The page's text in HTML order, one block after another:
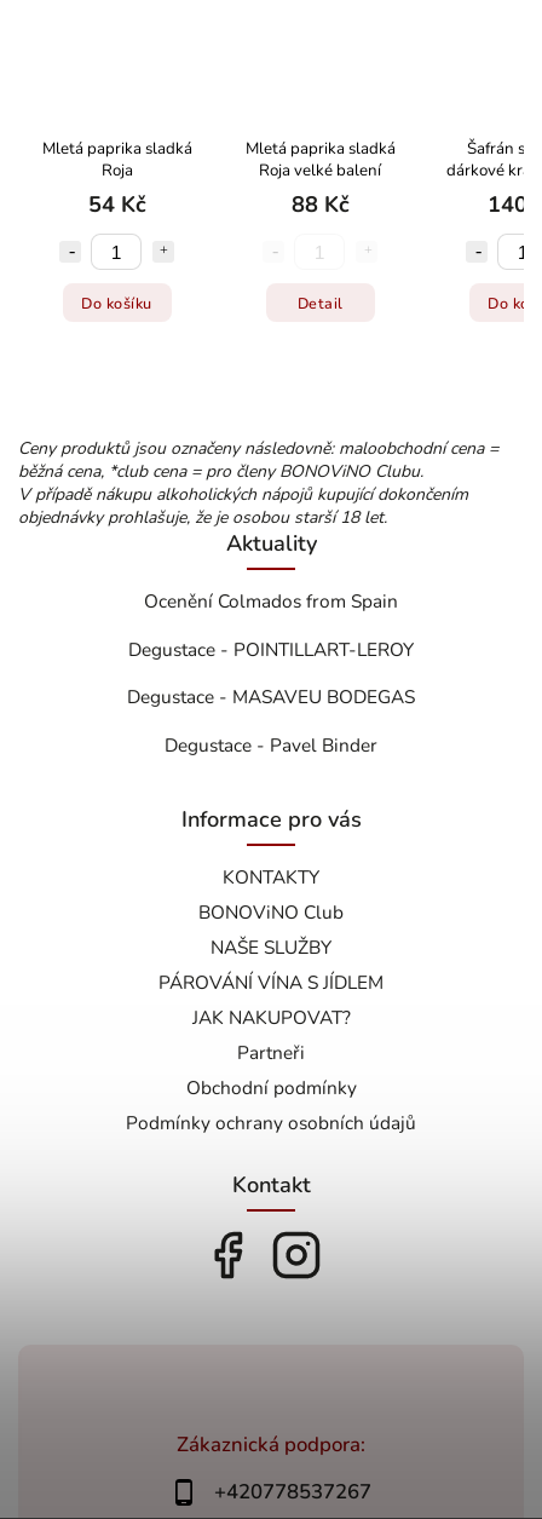
Mletá paprika sladká
Roja
54 Kč
Do košíku
Mletá paprika sladká
Roja velké balení
88 Kč
Detail
Šafrán
dárkové
mg
140
Do
Ceny produktů jsou označeny následovně: maloobchodní cena =
běžná cena, *club cena = pro členy BONOViNO Clubu.
V případě nákupu alkoholických nápojů kupující dokončením
objednávky prohlašuje, že je osobou starší 18 let.
Zákaznická podpora:
+420778537267
Aktuality
Ocenění Colmados from Spain
Degustace - POINTILLART-LEROY
Degustace - MASAVEU BODEGAS
Degustace - Pavel Binder
Informace pro vás
KONTAKTY
BONOViNO Club
NAŠE SLUŽBY
PÁROVÁNÍ VÍNA S JÍDLEM
JAK NAKUPOVAT?
Partneři
Obchodní podmínky
Podmínky ochrany osobních údajů
Kontakt